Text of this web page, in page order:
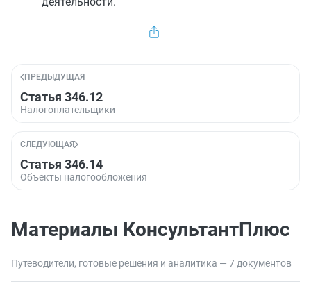
ПРЕДЫДУЩАЯ
Статья 346.12
Налогоплательщики
СЛЕДУЮЩАЯ
Статья 346.14
Объекты налогообложения
Материалы КонсультантПлюс
Путеводители, готовые решения и аналитика — 7 документов